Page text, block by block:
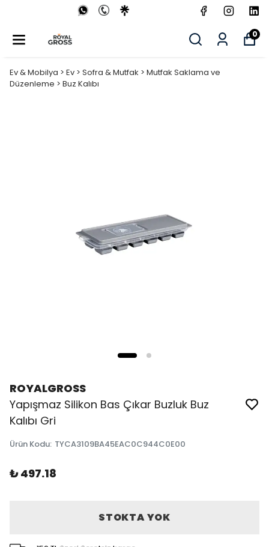
0
Ev & Mobilya > Ev > Sofra & Mutfak > Mutfak Saklama ve
Düzenleme > Buz Kalıbı
ROYALGROSS
Yapışmaz Silikon Bas Çıkar Buzluk Buz
Kalıbı Gri
Ürün Kodu: TYCA3109BA45EAC0C944C0E00
₺ 497.18
STOKTA YOK